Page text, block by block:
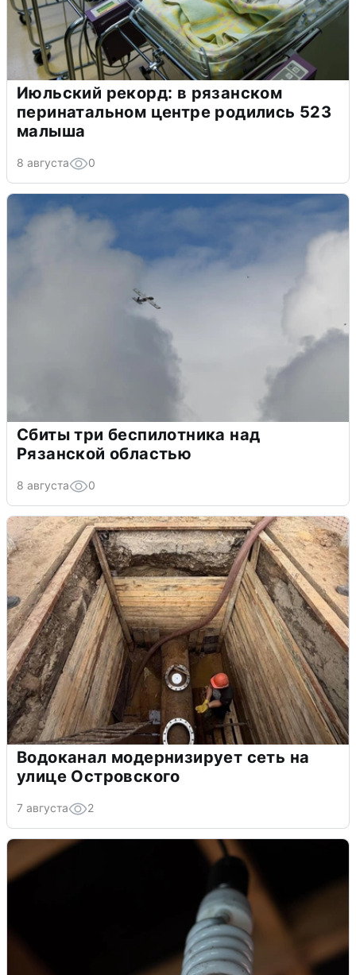
Июльский рекорд: в рязанском
перинатальном центре родились 523
малыша
8 августа 0
Сбиты три беспилотника над
Рязанской областью
8 августа 0
Водоканал модернизирует сеть на
улице Островского
7 августа 2